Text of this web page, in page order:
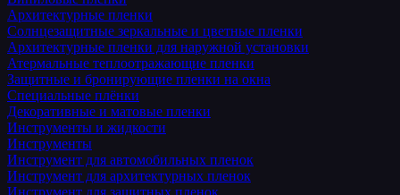
Архитектурные пленки
Солнцезащитные зеркальные и цветные пленки
Архитектурные пленки для наружной установки
Атермальные теплоотражающие пленки
Защитные и бронирующие пленки на окна
Специальные плёнки
Декоративные и матовые пленки
Инструменты и жидкости
Инструменты
Инструмент для автомобильных пленок
Инструмент для архитектурных пленок
Инструмент для защитных пленок